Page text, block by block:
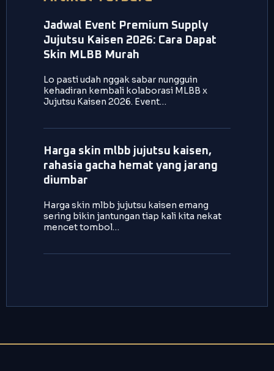
Jadwal Event Premium Supply
Jujutsu Kaisen 2026: Cara Dapat
Skin MLBB Murah
Lo pasti udah nggak sabar nungguin
kehadiran kembali kolaborasi MLBB x
Jujutsu Kaisen 2026. Event…
Harga skin mlbb jujutsu kaisen,
rahasia gacha hemat yang jarang
diumbar
Harga skin mlbb jujutsu kaisen emang
sering bikin jantungan tiap kali kita nekat
mencet tombol…